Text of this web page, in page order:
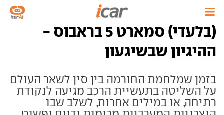
(בלעדי) סמארט 5 בראבוס -
ההיגיון שבשיגעון
בזמן שמלחמת החורמה בין סין לשאר העולם
על השליטה בתעשיית הרכב מגיעה לנקודת
רתיחה, או במילים אחרות, לשלב שבו